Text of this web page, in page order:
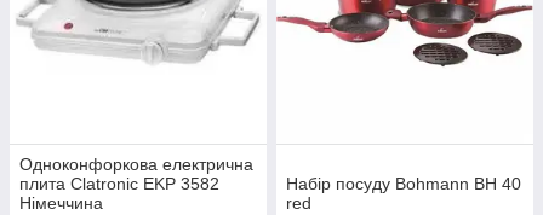
Одноконфоркова електрична
плита Clatronic EKP 3582
Німеччина
Набір посуду Bohmann BH 40
red